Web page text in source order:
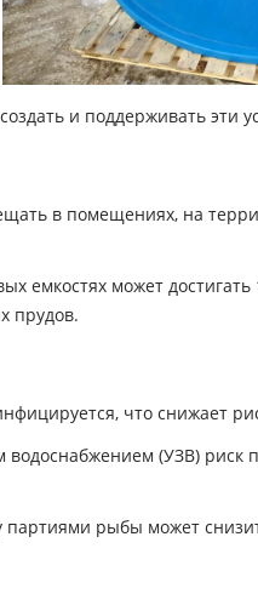
и поддерживать эти
в помещениях, на
емкостях может
прудов.
что снижает
водоснабжением (УЗВ)
рыбы может